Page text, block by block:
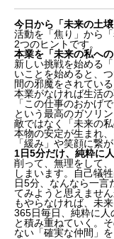
今日から「未来の土
活動を「焦り」から
2つのヒントです。
本業を「未来の私へ
新しい挑戦を始める
いことを始めると、
間の邪魔をされてい
本業がなければ生活
「この仕事のおかげ
という最高のガソリ
敵ではなく「未来の
本物の安定が生まれ
「緩み」や笑顔に繋
1日5分だけ、純粋に
削って、無理をして
しまいます。自己犠
日5分、なんなら一言
てみようと思えませ
もやらなければ、未
365日毎日、純粋に
と積み重ねていく。
ない「確実な仲間」